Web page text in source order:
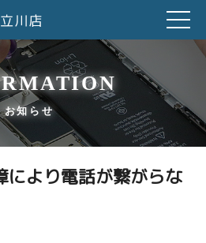
お知らせ
により電話が繋がらな